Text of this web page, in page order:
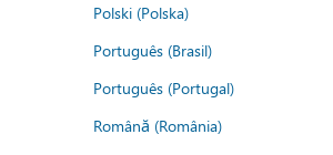
Polski (Polska)
Português (Brasil)
Português (Portugal)
Română (România)